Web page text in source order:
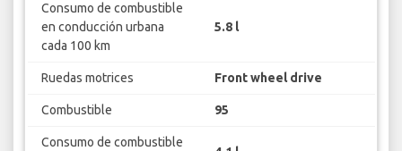
Consumo de combustible
en conducción urbana
cada 100 km
5.8 l
Ruedas motrices Front wheel drive
Combustible 95
Consumo de combustible